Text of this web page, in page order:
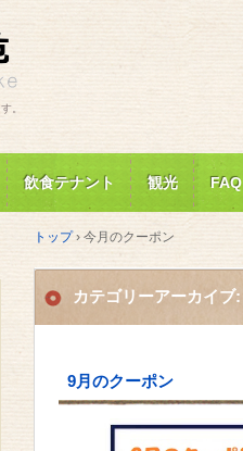
。
飲食テナント 観光 FAQ
トップ › 今月のクーポン
カテゴリーアーカイブ:
9月のクーポン